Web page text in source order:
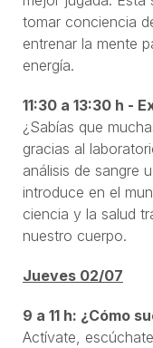
tomar conciencia
entrenar la mente
energía.
11:30 a 13:30 h -
¿Sabías que
gracias al
análisis de sangre
introduce en el
ciencia y la salud
nuestro cuerpo.
Jueves 02/07
9 a 11 h: ¿Cómo
Actívate,